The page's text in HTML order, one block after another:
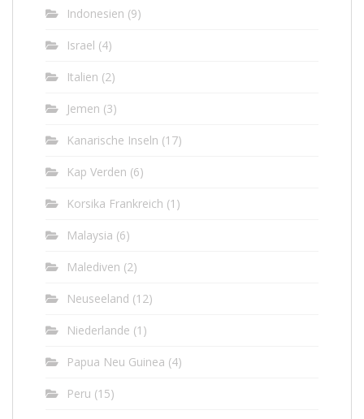
Indonesien (9)
Israel (4)
Italien (2)
Jemen (3)
Kanarische Inseln (17)
Kap Verden (6)
Korsika Frankreich (1)
Malaysia (6)
Malediven (2)
Neuseeland (12)
Niederlande (1)
Papua Neu Guinea (4)
Peru (15)